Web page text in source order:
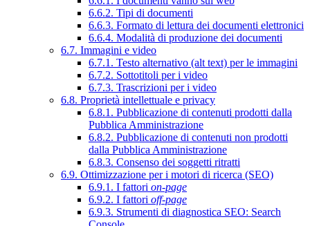
6.6.2. Tipi di documenti
6.6.3. Formato di lettura dei documenti elettronici
6.6.4. Modalità di produzione dei documenti
6.7. Immagini e video
6.7.1. Testo alternativo (alt text) per le immagini
6.7.2. Sottotitoli per i video
6.7.3. Trascrizioni per i video
6.8. Proprietà intellettuale e privacy
6.8.1. Pubblicazione di contenuti prodotti dalla
Pubblica Amministrazione
6.8.2. Pubblicazione di contenuti non prodotti
dalla Pubblica Amministrazione
6.8.3. Consenso dei soggetti ritratti
6.9. Ottimizzazione per i motori di ricerca (SEO)
6.9.1. I fattori on-page
6.9.2. I fattori off-page
6.9.3. Strumenti di diagnostica SEO: Search